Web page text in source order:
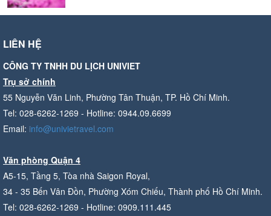
LIÊN HỆ
CÔNG TY TNHH DU LỊCH UNIVIET
Trụ sở chính
55 Nguyễn Văn Linh, Phường Tân Thuận, TP. Hồ Chí Minh.
Tel: 028-6262-1269 - Hotline: 0944.09.6699
Email: info@univietravel.com
Văn phòng Quận 4
A5-15, Tầng 5, Tòa nhà Saigon Royal,
34 - 35 Bến Vân Đồn, Phường Xóm Chiếu, Thành phố Hồ Chí Minh.
Tel: 028-6262-1269 - Hotline: 0909.111.445